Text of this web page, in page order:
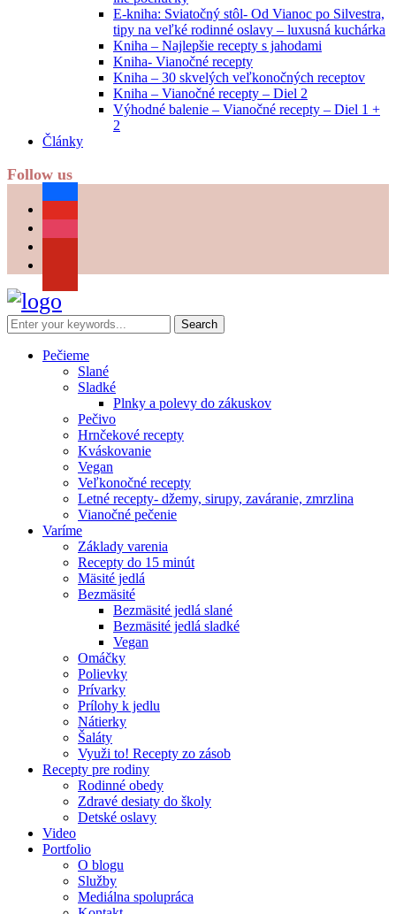
E-kniha: Sviatočný stôl- Od Vianoc po Silvestra,
tipy na veľké rodinné oslavy – luxusná kuchárka
Kniha – Najlepšie recepty s jahodami
Kniha- Vianočné recepty
Kniha – 30 skvelých veľkonočných receptov
Kniha – Vianočné recepty – Diel 2
Výhodné balenie – Vianočné recepty – Diel 1 +
2
Články
Follow us
Pečieme
Slané
Sladké
Plnky a polevy do zákuskov
Pečivo
Hrnčekové recepty
Kváskovanie
Vegan
Veľkonočné recepty
Letné recepty- džemy, sirupy, zaváranie, zmrzlina
Vianočné pečenie
Varíme
Základy varenia
Recepty do 15 minút
Mäsité jedlá
Bezmäsité
Bezmäsité jedlá slané
Bezmäsité jedlá sladké
Vegan
Omáčky
Polievky
Prívarky
Prílohy k jedlu
Nátierky
Šaláty
Využi to! Recepty zo zásob
Recepty pre rodiny
Rodinné obedy
Zdravé desiaty do školy
Detské oslavy
Video
Portfolio
O blogu
Služby
Mediálna spolupráca